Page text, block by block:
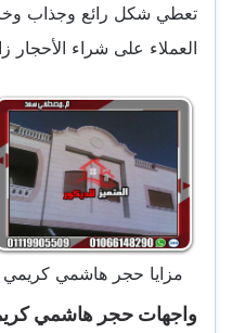
تعطي شكل رائع وجذاب
العملاء على شراء الأحجار
مزايا حجر هاشمي كريمي
واجهات حجر هاشمي كريمي